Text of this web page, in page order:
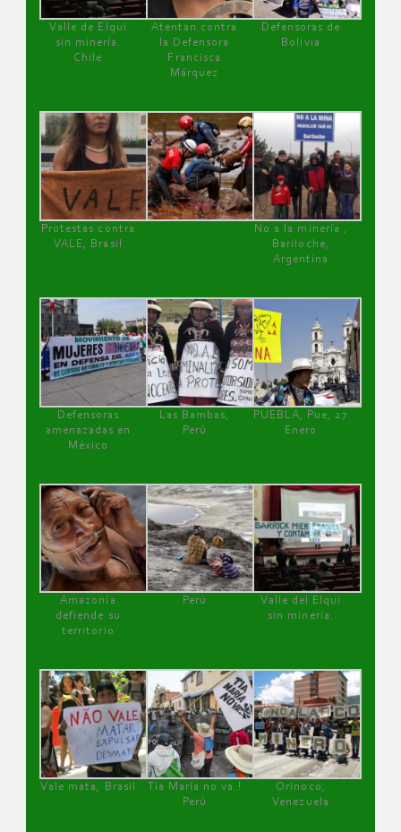
Valle de Elqui
sin minería.
Chile
Atentan contra
la Defensora
Francisca
Márquez
Defensoras de
Bolivia
Protestas contra
VALE, Brasil
No a la minería ,
Bariloche,
Argentina
Defensoras
amenazadas en
México
Las Bambas,
Perú
PUEBLA, Pue, 27
Enero
Amazonía
defiende su
territorio
Perú
Valle del Elqui
sin minería.
Vale mata, Brasil
Tía María no va !
Perú
Orinoco,
Venezuela